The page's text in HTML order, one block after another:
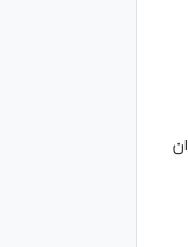
مردان